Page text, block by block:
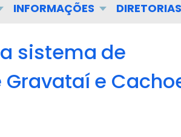
INFORMAÇÕES DIRETORIAS
sistema de
e